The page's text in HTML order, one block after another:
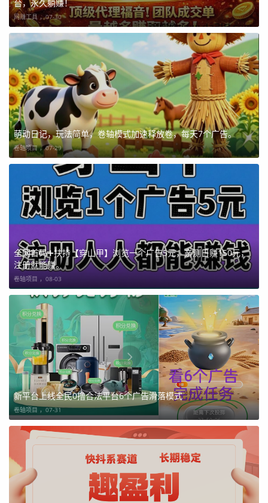
台，永久躺赚！
网赚工具 ，07-30
萌动日记，玩法简单，卷轴模式加速释放卷，每天7个广告。
卷轴项目 ，07-29
全网首码➕扶持【穿山甲】浏览一个广告5元，亲测日赚150元，
注册就能赚。
卷轴项目 ， 08-03
新平台上线全民0撸合法平台6个广告滑落模式
卷轴项目 ，07-31